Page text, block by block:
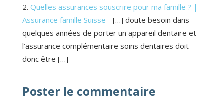
Quelles assurances souscrire pour ma famille ? |
Assurance famille Suisse - […] doute besoin dans
quelques années de porter un appareil dentaire et
l’assurance complémentaire soins dentaires doit
donc être […]
Poster le commentaire